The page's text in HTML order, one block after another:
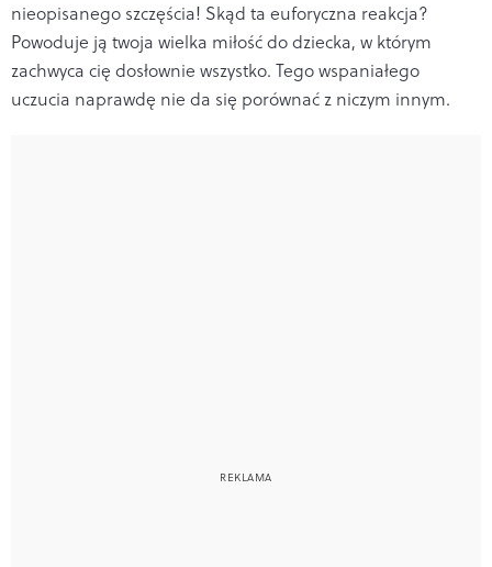
nieopisanego szczęścia! Skąd ta euforyczna reakcja?
Powoduje ją twoja wielka miłość do dziecka, w którym
zachwyca cię dosłownie wszystko. Tego wspaniałego
uczucia naprawdę nie da się porównać z niczym innym.